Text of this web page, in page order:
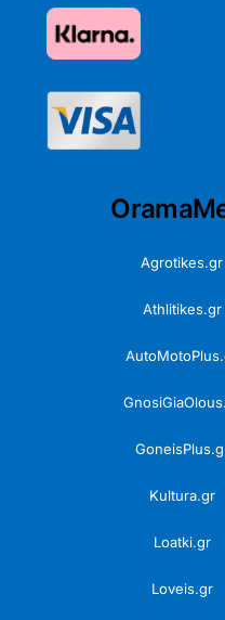
Agrotikes.gr
Athlitikes.gr
Kultura.gr
Loatki.gr
Loveis.gr